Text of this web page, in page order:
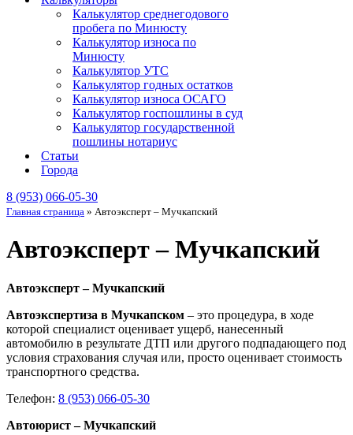
Калькулятор среднегодового
пробега по Минюсту
Калькулятор износа по
Минюсту
Калькулятор УТС
Калькулятор годных остатков
Калькулятор износа ОСАГО
Калькулятор госпошлины в суд
Калькулятор государственной
пошлины нотариус
Статьи
Города
8 (953) 066-05-30
Главная страница » Автоэксперт – Мучкапский
Автоэксперт – Мучкапский
Автоэксперт – Мучкапский
Автоэкспертиза в Мучкапском – это процедура, в ходе
которой специалист оценивает ущерб, нанесенный
автомобилю в результате ДТП или другого подпадающего под
условия страхования случая или, просто оценивает стоимость
транспортного средства.
Телефон: 8 (953) 066-05-30
Автоюрист – Мучкапский